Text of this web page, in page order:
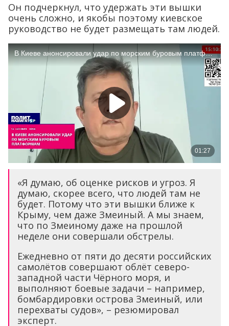
Он подчеркнул, что удержать эти вышки
очень сложно, и якобы поэтому киевское
руководство не будет размещать там людей.
«Я думаю, об оценке рисков и угроз. Я
думаю, скорее всего, что людей там не
будет. Потому что эти вышки ближе к
Крыму, чем даже Змеиный. А мы знаем,
что по Змеиному даже на прошлой
неделе они совершали обстрелы.
Ежедневно от пяти до десяти российских
самолётов совершают облёт северо-
западной части Чёрного моря, и
выполняют боевые задачи – например,
бомбардировки острова Змеиный, или
перехваты судов», – резюмировал
эксперт.